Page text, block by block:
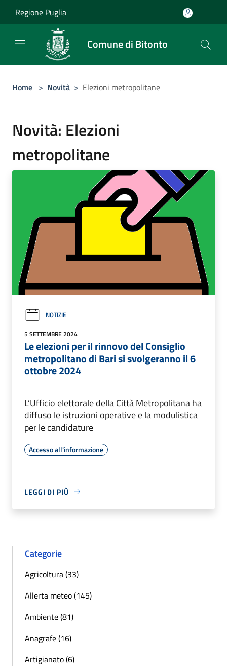
Regione Puglia
Comune di Bitonto
Home > Novità > Elezioni metropolitane
Novità: Elezioni
metropolitane
NOTIZIE
5 SETTEMBRE 2024
Le elezioni per il rinnovo del Consiglio
metropolitano di Bari si svolgeranno il 6
ottobre 2024
L’Ufficio elettorale della Città Metropolitana ha
diffuso le istruzioni operative e la modulistica
per le candidature
Accesso all'informazione
LEGGI DI PIÙ
Categorie
Agricoltura (33)
Allerta meteo (145)
Ambiente (81)
Anagrafe (16)
Artigianato (6)